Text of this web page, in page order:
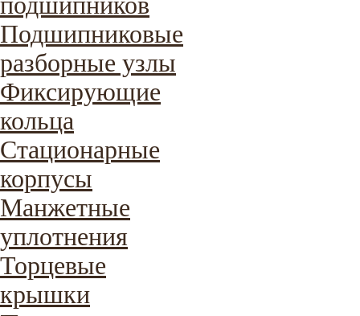
Подшипниковые
разборные узлы
Фиксирующие
кольца
Стационарные
корпусы
Манжетные
уплотнения
Торцевые
крышки